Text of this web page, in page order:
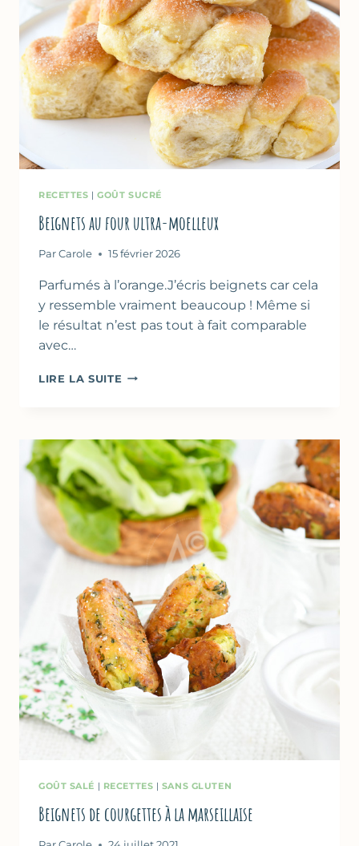
RECETTES |GOÛT SUCRÉ
Beignets au four ultra-moelleux
Par Carole 15 février 2026
Parfumés à l’orange.J’écris beignets car cela
y ressemble vraiment beaucoup ! Même si
le résultat n’est pas tout à fait comparable
avec…
LIRE LA SUITE BEIGNETS
MOELLEUX
GOÛT SALÉ | RECETTES | SANS GLUTEN
Beignets de courgettes à la marseillaise